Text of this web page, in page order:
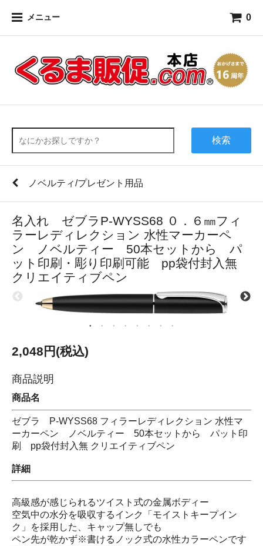
メニュー 0
検索
ノベルティ/プレゼント用品
名入れ ゼブラP-WYSS68 ０．６㎜フィ
ラーレディレクション 水性マーカーペ
ン ノベルティー 50本セットから パ
ット印刷・彫り印刷可能 pp袋付封入無
クリエイティブペン
2,048円(税込)
商品説明
商品名
ゼブラ P-WYSS68 フィラーレディレクション 水性マ
ーカーペン ノベルティー 50本セットから パット印
刷 pp袋付封入無 クリエイティブペン
詳細
高級感が感じられるツイスト式の金属ボディー
空気中の水分を吸収するインク「モイストキープイン
ク」を採用した、キャップ無しでも
ペン先が乾かず※書けるノック式の水性カラーペンです